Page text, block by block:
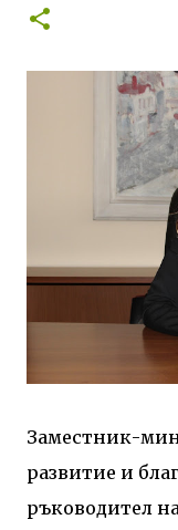
Заместник-
развитие и
ръководител